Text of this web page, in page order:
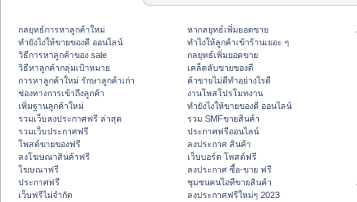
กลยุทธ์การหาลูกค้าใหม่
ทํายังไงให้ขายของดี ออนไลน์
วิธีการหาลูกค้าของ sale
วิธีหาลูกค้ากลุ่มเป้าหมาย
การหาลูกค้าใหม่ รักษาลูกค้าเก่า
ช่องทางการเข้าถึงลูกค้า
เพิ่มฐานลูกค้าใหม่
รวมเว็บลงประกาศฟรี ล่าสุด
รวมเว็บประกาศฟรี
โพสต์ขายของฟรี
ลงโฆษณาสินค้าฟรี
โฆษณาฟรี
ประกาศฟรี
เว็บฟรีไม่จำกัด
หากลยุทธ์เพิ่มยอดขาย
ทําไงให้ลูกค้าเข้าร้านเยอะ ๆ
กลยุทธ์เพิ่มยอดขาย
เคล็ดลับขายของดี
ค้าขายไม่ดีทำอย่างไรดี
งานโพสโปรโมทงาน
ทํายังไงให้ขายของดี ออนไลน์
รวม SMFขายสินค้า
ประกาศฟรีออนไลน์
ลงประกาศ สินค้า
เว็บบอร์ด โพสต์ฟรี
ลงประกาศ ซื้อ-ขาย ฟรี
ชุมชนคนไอทีขายสินค้า
ลงประกาศฟรีใหม่ๆ 2023